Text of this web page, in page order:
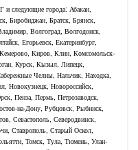
и следующие города: Абакан,
Биробиджан, Братск, Брянск,
Волгоград, Волгодонск,
Егорьевск, Екатеринбург,
Киров, Клин, Комсомольск-
Курск, Кызыл, Липецк,
Челны, Нальчик, Находка,
Новокузнецк, Новороссийск,
Пенза, Пермь, Петрозаводск,
на-Дону, Рубцовск, Рыбинск,
Севастополь, Северодвинск,
Ставрополь, Старый Оскол,
Томск, Тула, Тюмень, Улан-